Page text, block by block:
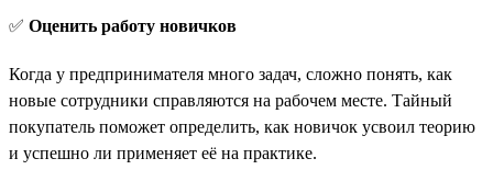
✅ Оценить работу новичков
Когда у предпринимателя много задач, сложно понять, как
новые сотрудники справляются на рабочем месте. Тайный
покупатель поможет определить, как новичок усвоил теорию
и успешно ли применяет её на практике.